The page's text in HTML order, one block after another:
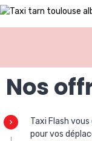
Nos
Taxi Flash
pour vos